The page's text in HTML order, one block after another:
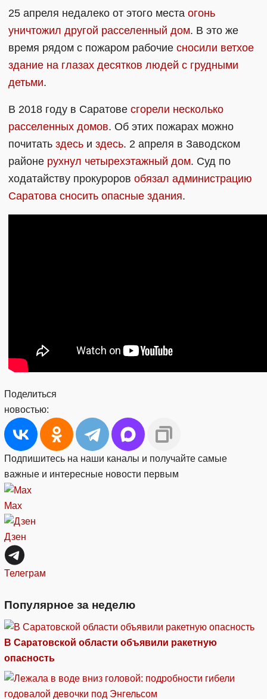
25 апреля недалеко от этого места огонь
уничтожил другой расселенный дом. В это же
время рядом с пожаром рабочие сносили ветхое
здание на глазах десятков людей с грудными
детьми.
В 2018 году в Саратове сгорели несколько
расселенных домов. Об этих пожарах можно
почитать здесь и здесь. 2 апреля в Заводском
районе рухнул четырехэтажный дом. Суд по
ходатайству прокуроров обязал администрацию
Саратова сносить опасные здания.
Поделиться
новостью:
Подпишитесь на наши каналы и получайте самые
важные и интересные новости первым
Max
Дзен
Телеграм
Популярное за неделю
В Саратовской области объявили ракетную
опасность